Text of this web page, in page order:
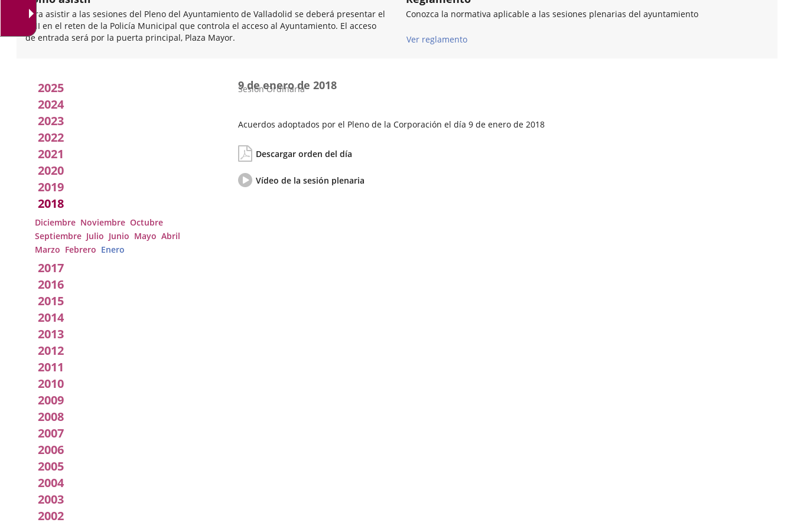
Para asistir a las sesiones del Pleno del Ayuntamiento de Valladolid se deberá presentar el
DNI en el reten de la Policía Municipal que controla el acceso al Ayuntamiento. El acceso
de entrada será por la puerta principal, Plaza Mayor.
Conozca la normativa aplicable a las sesiones plenarias del ayuntamiento
Ver reglamento
Acuerdos
adoptados
por
el
pleno
2025
2024
2023
2022
2021
2020
2019
2018
Diciembre Noviembre Octubre
Septiembre Julio Junio Mayo Abril
Marzo Febrero Enero
2017
2016
2015
2014
2013
2012
2011
2010
2009
2008
2007
2006
2005
2004
2003
2002
Acuerdos adoptados por el Pleno de la Corporación el día 9 de enero de 2018
Sesión Ordinaria
de
la
Sesión
9 de enero de 2018
del
día
Descargar orden del día
Vídeo
del
Vídeo de la sesión plenariaEnlace